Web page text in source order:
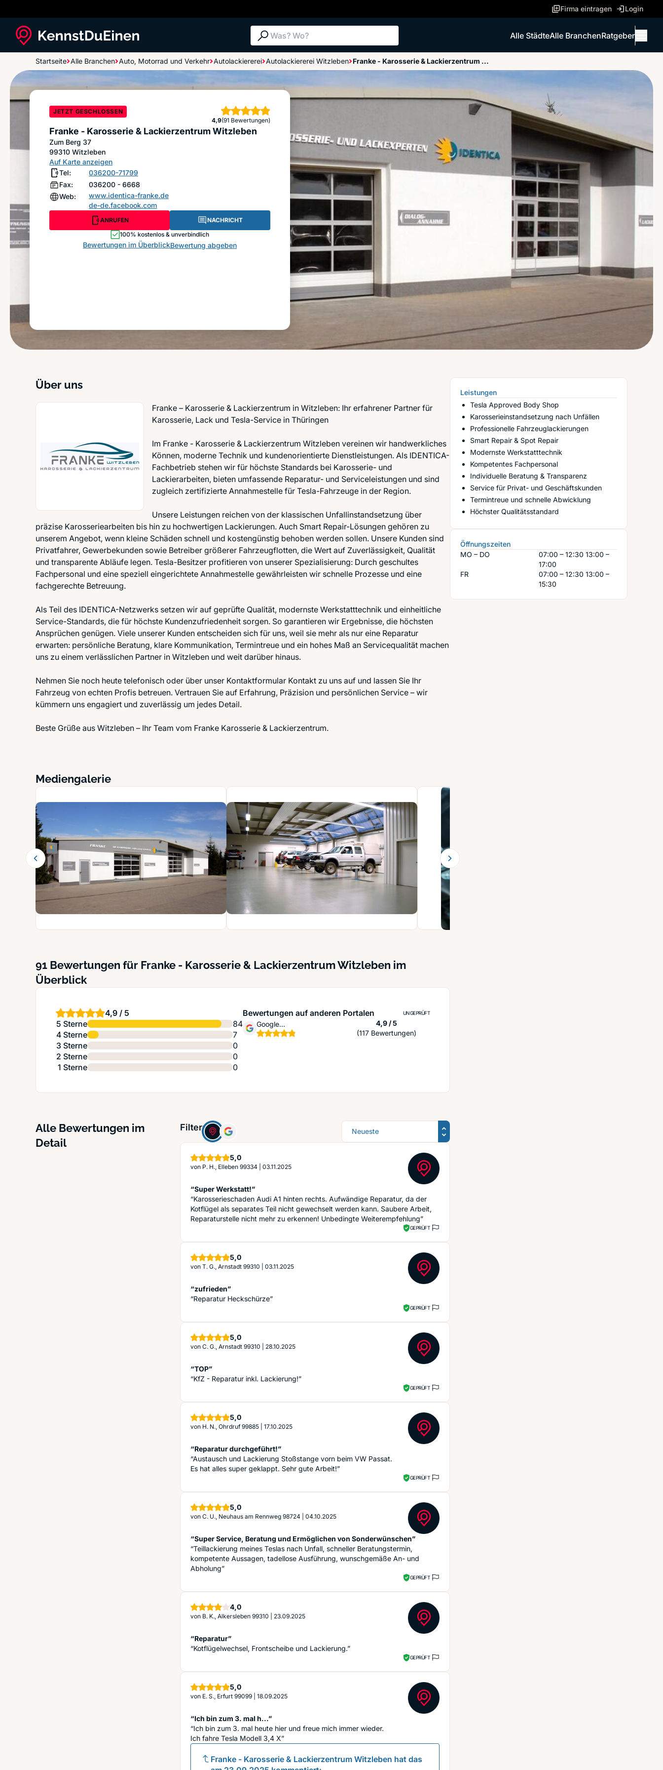
Firma eintragen Login
Suche: Was? Wo?
Alle StädteAlle BranchenRatgeber
Startseite Alle Branchen Auto, Motorrad und Verkehr Autolackiererei Autolackiererei Witzleben Franke - Karosserie & Lackierzentrum ...
Franke - Karosserie & Lackierzentrum Witzleben Bewertungen im ÜberblickBewertung abgeben NACHRICHT
JETZT GESCHLOSSEN
4,9
Sterne
(91 Bewertungen)
Franke - Karosserie & Lackierzentrum Witzleben
Zum Berg 37
99310 Witzleben
Auf Karte anzeigen
Tel:
036200-71799
Fax:
036200 - 6668
Web:
www.identica-franke.de
de-de.facebook.com
ANRUFEN
NACHRICHT
100% kostenlos & unverbindlich
Bewertungen im ÜberblickBewertung abgeben
Über uns
Franke – Karosserie & Lackierzentrum in Witzleben: Ihr erfahrener Partner für
Karosserie, Lack und Tesla-Service in Thüringen
Im Franke - Karosserie & Lackierzentrum Witzleben vereinen wir handwerkliches
Können, moderne Technik und kundenorientierte Dienstleistungen. Als IDENTICA-
Fachbetrieb stehen wir für höchste Standards bei Karosserie- und
Lackierarbeiten, bieten umfassende Reparatur- und Serviceleistungen und sind
zugleich zertifizierte Annahmestelle für Tesla-Fahrzeuge in der Region.
Unsere Leistungen reichen von der klassischen Unfallinstandsetzung über
präzise Karosseriearbeiten bis hin zu hochwertigen Lackierungen. Auch Smart Repair-Lösungen gehören zu
unserem Angebot, wenn kleine Schäden schnell und kostengünstig behoben werden sollen. Unsere Kunden sind
Privatfahrer, Gewerbekunden sowie Betreiber größerer Fahrzeugflotten, die Wert auf Zuverlässigkeit, Qualität
und transparente Abläufe legen. Tesla-Besitzer profitieren von unserer Spezialisierung: Durch geschultes
Fachpersonal und eine speziell eingerichtete Annahmestelle gewährleisten wir schnelle Prozesse und eine
fachgerechte Betreuung.
Als Teil des IDENTICA-Netzwerks setzen wir auf geprüfte Qualität, modernste Werkstatttechnik und einheitliche
Service-Standards, die für höchste Kundenzufriedenheit sorgen. So garantieren wir Ergebnisse, die höchsten
Ansprüchen genügen. Viele unserer Kunden entscheiden sich für uns, weil sie mehr als nur eine Reparatur
erwarten: persönliche Beratung, klare Kommunikation, Termintreue und ein hohes Maß an Servicequalität machen
uns zu einem verlässlichen Partner in Witzleben und weit darüber hinaus.
Nehmen Sie noch heute telefonisch oder über unser Kontaktformular Kontakt zu uns auf und lassen Sie Ihr
Fahrzeug von echten Profis betreuen. Vertrauen Sie auf Erfahrung, Präzision und persönlichen Service – wir
kümmern uns engagiert und zuverlässig um jedes Detail.
Beste Grüße aus Witzleben – Ihr Team vom Franke Karosserie & Lackierzentrum.
Mediengalerie
91 Bewertungen für Franke - Karosserie & Lackierzentrum Witzleben im
Überblick
4,9 / 5
5 Sterne
84
4 Sterne
7
3 Sterne
0
2 Sterne
0
1 Sterne
0
Bewertungen auf anderen Portalen UNGEPRÜFT
Google
Unternehmensprofil
4,9 / 5Sternen
(117 Bewertungen)
Alle Bewertungen im
Detail
Filter: Sortierung
5,0Sterne
von P. H., Elleben 99334 03.11.2025
“Super Werkstatt!”
“Karosserieschaden Audi A1 hinten rechts. Aufwändige Reparatur, da der
Kotflügel als separates Teil nicht gewechselt werden kann. Saubere Arbeit,
Reparaturstelle nicht mehr zu erkennen! Unbedingte Weiterempfehlung”
GEPRÜFT
5,0Sterne
von T. G., Arnstadt 99310 03.11.2025
“zufrieden”
“Reparatur Heckschürze”
GEPRÜFT
5,0Sterne
von C. G., Arnstadt 99310 28.10.2025
“TOP”
“KfZ - Reparatur inkl. Lackierung!”
GEPRÜFT
5,0Sterne
von H. N., Ohrdruf 99885 17.10.2025
“Reparatur durchgeführt!”
“Austausch und Lackierung Stoßstange vorn beim VW Passat.
Es hat alles super geklappt. Sehr gute Arbeit!”
GEPRÜFT
5,0Sterne
von C. U., Neuhaus am Rennweg 98724 04.10.2025
“Super Service, Beratung und Ermöglichen von Sonderwünschen”
“Teillackierung meines Teslas nach Unfall, schneller Beratungstermin,
kompetente Aussagen, tadellose Ausführung, wunschgemäße An- und
Abholung”
GEPRÜFT
4,0Sterne
von B. K., Alkersleben 99310 23.09.2025
“Reparatur”
“Kotflügelwechsel, Frontscheibe und Lackierung.”
GEPRÜFT
5,0Sterne
von E. S., Erfurt 99099 18.09.2025
“Ich bin zum 3. mal h...”
“Ich bin zum 3. mal heute hier und freue mich immer wieder.
Ich fahre Tesla Modell 3,4 X”
Franke - Karosserie & Lackierzentrum Witzleben hat das
Leistungen
Tesla Approved Body Shop
Karosserieinstandsetzung nach Unfällen
Professionelle Fahrzeuglackierungen
Smart Repair & Spot Repair
Modernste Werkstatttechnik
Kompetentes Fachpersonal
Individuelle Beratung & Transparenz
Service für Privat- und Geschäftskunden
Termintreue und schnelle Abwicklung
Höchster Qualitätsstandard
Öffnungszeiten
MO – DO
07:00 – 12:30 13:00 –
17:00
FR
07:00 – 12:30 13:00 –
15:30